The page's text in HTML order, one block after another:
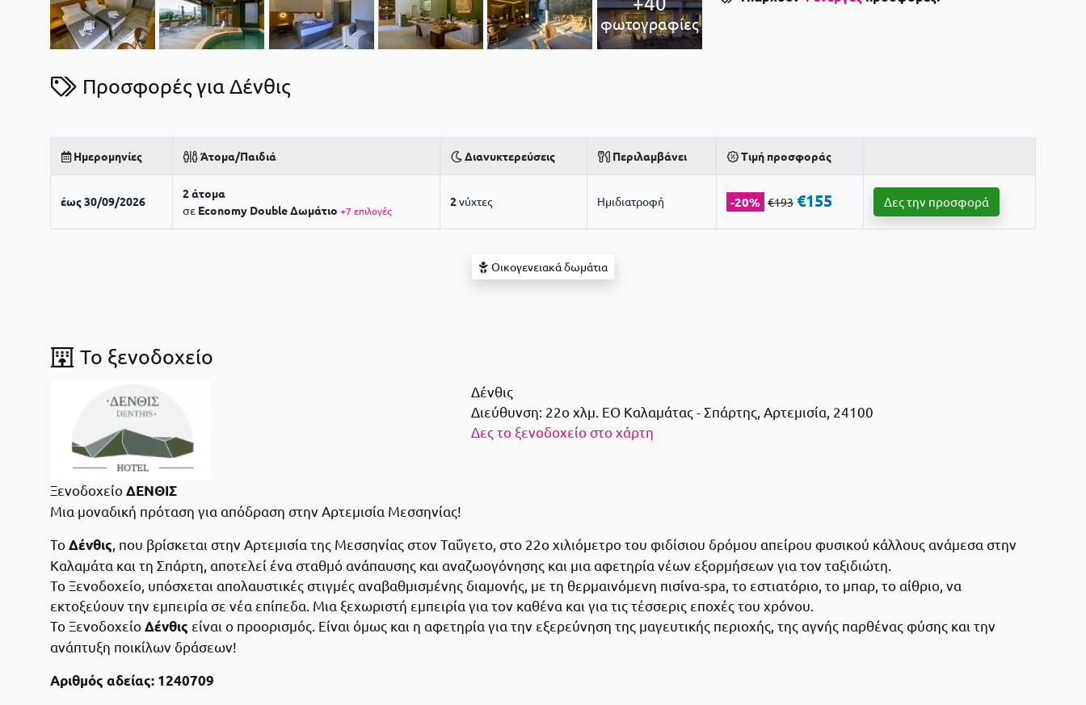
φωτογραφίες
Προσφορές για Δένθις
Ημερομηνίες Άτομα/Παιδιά Διανυκτερεύσεις Περιλαμβάνει Τιμή προσφοράς
έως 30/09/2026
2 άτομα
σε Εconomy Double Δωμάτιο +7 επιλογές
2νύχτες Ημιδιατροφή -20% €193 €155 Δες την προσφορά
Οικογενειακά δωμάτια
To ξενοδοχείο
Δένθις
Διεύθυνση: 22ο χλμ. ΕΟ Καλαμάτας - Σπάρτης, Αρτεμισία, 24100
Δες το ξενοδοχείο στο χάρτη
ΞενοδοχείοΔΕΝΘΙΣ
Μια μοναδική πρόταση για απόδραση στην Αρτεμισία Μεσσηνίας!
ΤοΔένθις , που βρίσκεται στην Αρτεμισία της Μεσσηνίας στον Ταΰγετο, στο 22ο χιλιόμετρο του φιδίσιου δρόμου απείρου φυσικού κάλλους ανάμεσα στην
Καλαμάτα και τη Σπάρτη, αποτελεί ένα σταθμό ανάπαυσης και αναζωογόνησης και μια αφετηρία νέων εξορμήσεων για τον ταξιδιώτη.
Το Ξενοδοχείο, υπόσχεται απολαυστικές στιγμές αναβαθμισμένης διαμονής, με τη θερμαινόμενη πισίνα-spa, το εστιατόριο, το μπαρ, το αίθριο, να
εκτοξεύουν την εμπειρία σε νέα επίπεδα. Μια ξεχωριστή εμπειρία για τον καθένα και για τις τέσσερις εποχές του χρόνου.
Το ΞενοδοχείοΔένθις είναι ο προορισμός. Είναι όμως και η αφετηρία για την εξερεύνηση της μαγευτικής περιοχής, της αγνής παρθένας φύσης και την
ανάπτυξη ποικίλων δράσεων!
Αριθμός αδείας: 1240709